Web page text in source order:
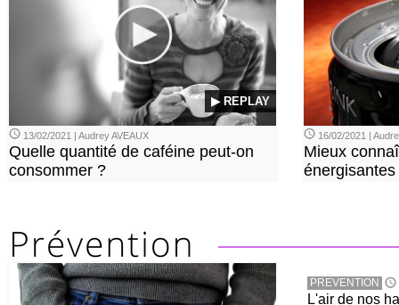
▶ REPLAY
13/02/2021 | Audrey AVEAUX
Quelle quantité de caféine peut-on
consommer ?
16/02/2021 |
Mieux
énergisantes
PREVENTION
L'air de nos